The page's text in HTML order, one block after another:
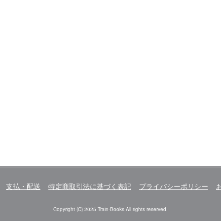
支払・配送 特定商取引法に基づく表記 プライバシーポリシー
Copyright (C) 2025 Train-Books All rights reserved.